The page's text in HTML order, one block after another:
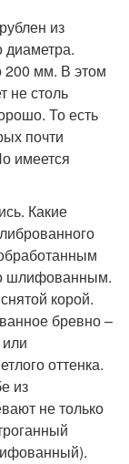
из
диаметра.
200 мм. В этом
не столь
То есть
почти
имеется
Какие
шлифованным.
корой.
бревно –
оттенка.
из
не только